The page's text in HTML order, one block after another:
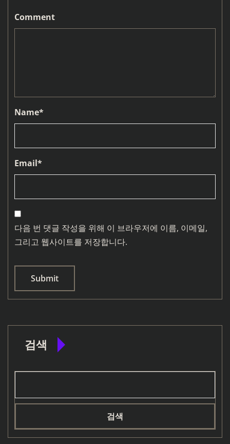
Comment
Name*
Email*
다음 번 댓글 작성을 위해 이 브라우저에 이름, 이메일,
그리고 웹사이트를 저장합니다.
검색
검색